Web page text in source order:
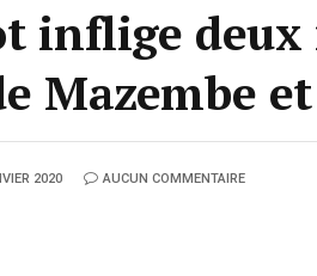
inflige deux
Mazembe
2020 AUCUN COMMENTAIRE